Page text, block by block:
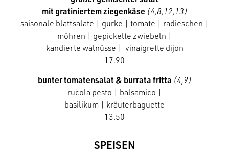
mit gratiniertem ziegenkäse (4,8,12,13)
saisonale blattsalate | gurke | tomate | radieschen |
möhren | gepickelte zwiebeln |
kandierte walnüsse | vinaigrette dijon
17.90
bunter tomatensalat & burrata fritta (4,9)
rucola pesto | balsamico |
basilikum | kräuterbaguette
13.50
SPEISEN